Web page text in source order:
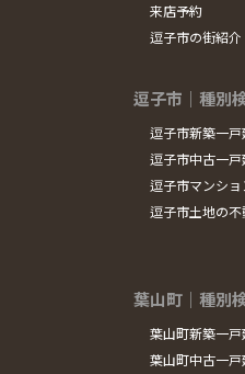
来店予約
逗子市の街紹介
逗子市｜種別
逗子市新築一
逗子市中古一
逗子市マンシ
逗子市土地の不
葉山町｜種別
葉山町新築一
葉山町中古一